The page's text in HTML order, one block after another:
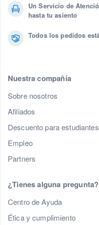
Un Servicio de
hasta tu asiento
Todos los pedidos
Nuestra compañía
Sobre nosotros
Afiliados
Descuento para estudiantes
Empleo
Partners
¿Tienes alguna pregunta?
Centro de Ayuda
Ética y cumplimiento